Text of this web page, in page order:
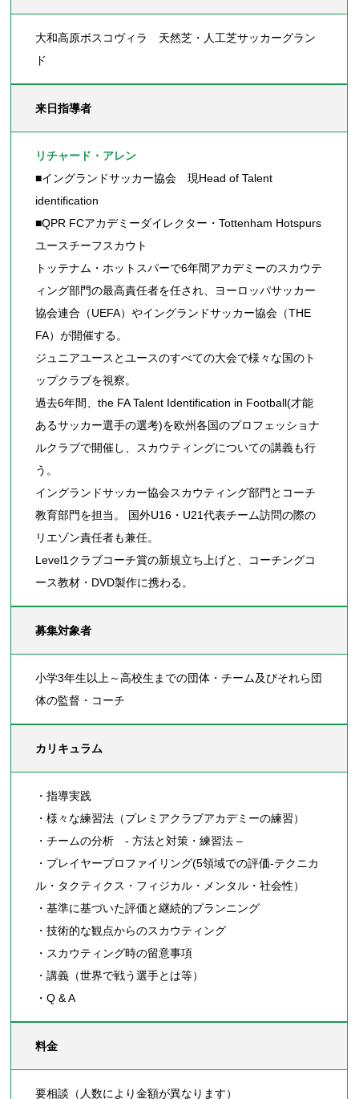
大和高原ボスコヴィラ 天然芝・人工芝サッカーグラン
ド
来日指導者
リチャード・アレン
■イングランドサッカー協会 現Head of Talent
identification
■QPR FCアカデミーダイレクター・Tottenham Hotspurs
ユースチーフスカウト
トッテナム・ホットスパーで6年間アカデミーのスカウテ
ィング部門の最高責任者を任され、ヨーロッパサッカー
協会連合（UEFA）やイングランドサッカー協会（THE
FA）が開催する。
ジュニアユースとユースのすべての大会で様々な国のト
ップクラブを視察。
過去6年間、the FA Talent Identification in Football(才能
あるサッカー選手の選考)を欧州各国のプロフェッショナ
ルクラブで開催し、スカウティングについての講義も行
う。
イングランドサッカー協会スカウティング部門とコーチ
教育部門を担当。 国外U16・U21代表チーム訪問の際の
リエゾン責任者も兼任。
Level1クラブコーチ賞の新規立ち上げと、コーチングコ
ース教材・DVD製作に携わる。
募集対象者
小学3年生以上～高校生までの団体・チーム及びそれら団
体の監督・コーチ
カリキュラム
・指導実践
・様々な練習法（プレミアクラブアカデミーの練習）
・チームの分析 - 方法と対策・練習法 –
・プレイヤープロファイリング(5領域での評価-テクニカ
ル・タクティクス・フィジカル・メンタル・社会性）
・基準に基づいた評価と継続的プランニング
・技術的な観点からのスカウティング
・スカウティング時の留意事項
・講義（世界で戦う選手とは等）
・Q & A
料金
要相談（人数により金額が異なります）